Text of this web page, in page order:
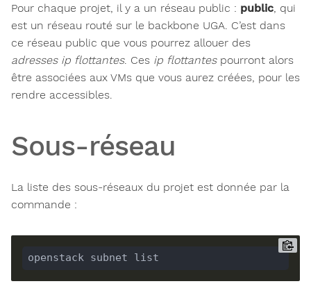
Pour chaque projet, il y a un réseau public : public , qui
est un réseau routé sur le backbone UGA. C’est dans
ce réseau public que vous pourrez allouer des
adresses ip flottantes. Ces ip flottantespourront alors
être associées aux VMs que vous aurez créées, pour les
rendre accessibles.
Sous-réseau
La liste des sous-réseaux du projet est donnée par la
commande :